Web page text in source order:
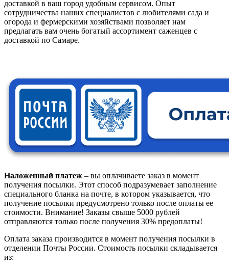
доставкой в ваш город удобным сервисом. Опыт
сотрудничества наших специалистов с любителями сада и
огорода и фермерскими хозяйствами позволяет нам
предлагать вам очень богатый ассортимент саженцев с
доставкой по Самаре.
Наложенный платеж – вы оплачиваете заказ в момент
получения посылки. Этот способ подразумевает заполнение
специального бланка на почте, в котором указывается, что
получение посылки предусмотрено только после оплаты ее
стоимости. Внимание! Заказы свыше 5000 рублей
отправляются только после получения 30% предоплаты!
Оплата заказа производится в момент получения посылки в
отделении Почты России. Стоимость посылки складывается
из: